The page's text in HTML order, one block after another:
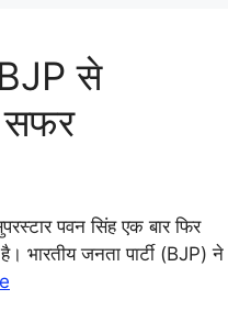
BJP से
सफर
पवन सिंह एक बार फिर
भारतीय जनता पार्टी (BJP) ने